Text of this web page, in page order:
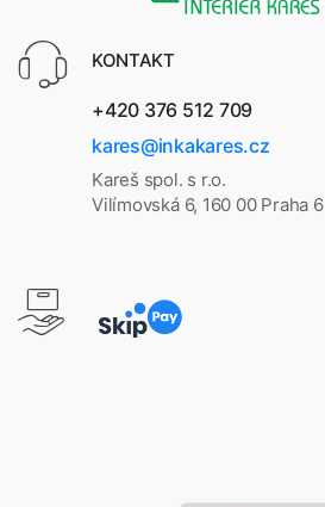
KONTAKT
+420 376 512 709
kares@inkakares.cz
Kareš spol. s r.o.
Vilímovská 6, 160 00 Praha 6